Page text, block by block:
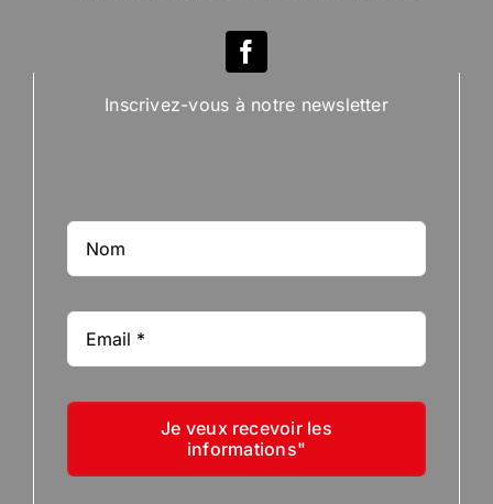
Inscrivez-vous à notre newsletter
Je veux recevoir les
informations"